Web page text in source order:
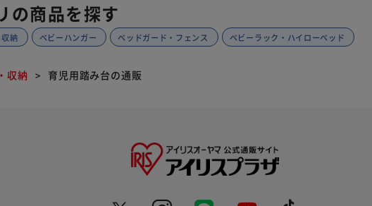
の商品を探す
納 ベビーハンガー ベッドガード・フェンス ベビーラック・ハイローベッド
収納 育児用踏み台の通販